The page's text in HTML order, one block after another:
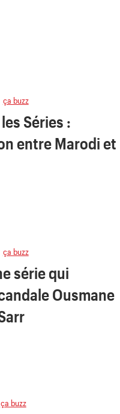
ça buzz
Séries :
entre Marodi et
ça buzz
série qui
Ousmane
ça buzz